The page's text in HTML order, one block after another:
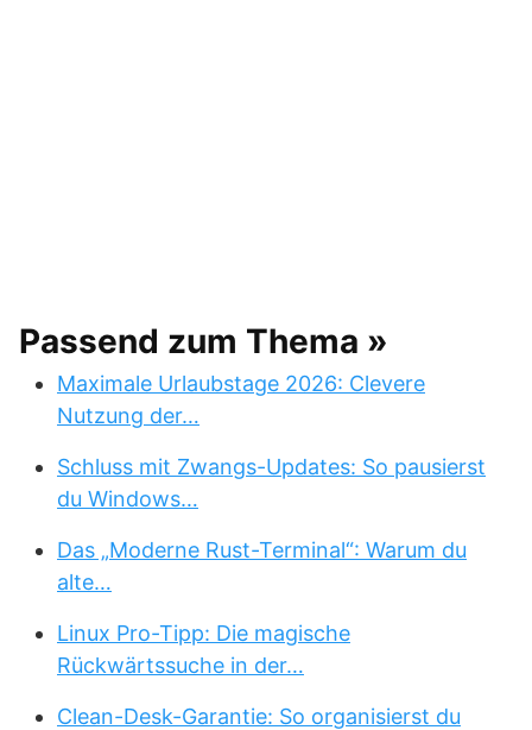
Passend zum Thema »
Maximale Urlaubstage 2026: Clevere
Nutzung der…
Schluss mit Zwangs-Updates: So pausierst
du Windows…
Das „Moderne Rust-Terminal“: Warum du
alte…
Linux Pro-Tipp: Die magische
Rückwärtssuche in der…
Clean-Desk-Garantie: So organisierst du